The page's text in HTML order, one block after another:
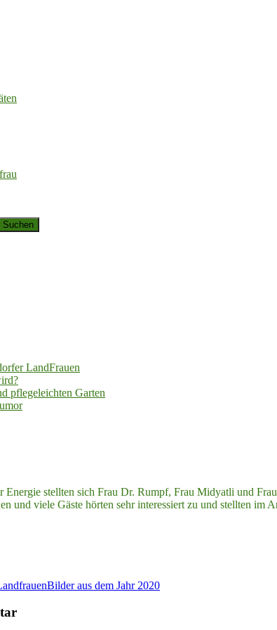
Suchen
LandFrauen
pflegeleichten Garten
Energie stellten sich Frau Dr. Rumpf, Frau Midyatli und
und viele Gäste hörten sehr interessiert zu und stellten im
Kategorien
Bilder aus dem Jahr 2020